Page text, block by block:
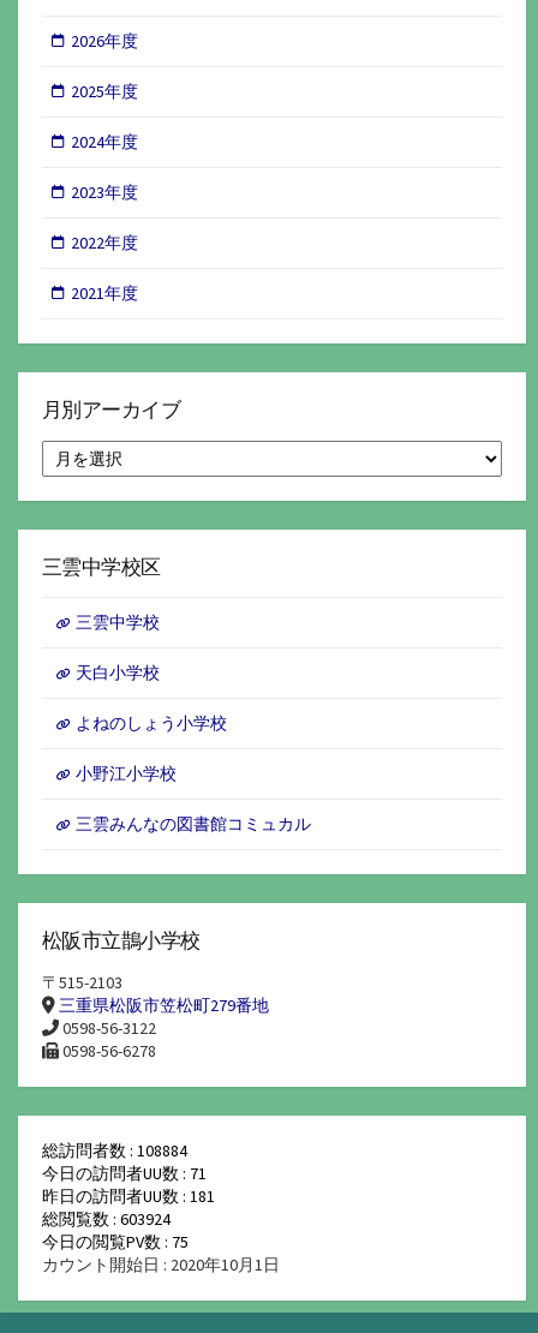
2026年度
2025年度
2024年度
2023年度
2022年度
2021年度
月別アーカイブ
別
イ
三雲中学校区
三雲中学校
天白小学校
よねのしょう小学校
小野江小学校
三雲みんなの図書館コミュカル
松阪市立鵲小学校
〒515-2103
三重県松阪市笠松町279番地
0598-56-3122
0598-56-6278
総訪問者数 : 108884
今日の訪問者UU数 : 71
昨日の訪問者UU数 : 181
総閲覧数 : 603924
今日の閲覧PV数 : 75
カウント開始日 : 2020年10月1日